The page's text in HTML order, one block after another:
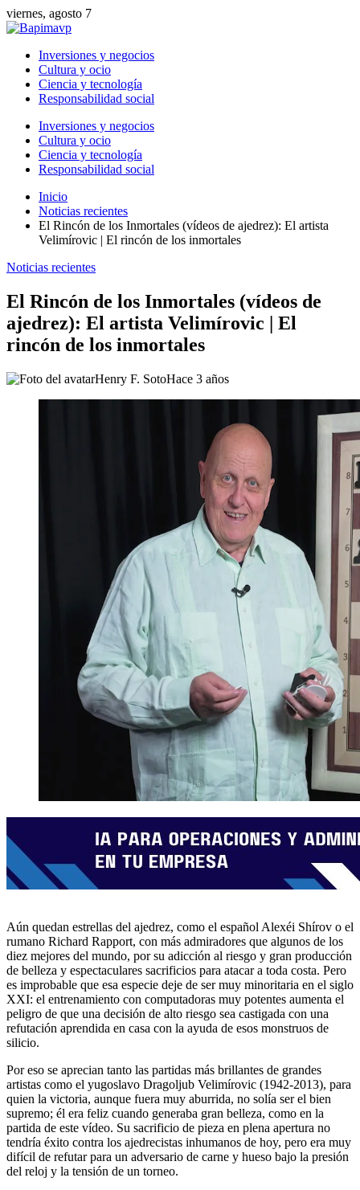
viernes, agosto 7
Inversiones y negocios
Cultura y ocio
Ciencia y tecnología
Responsabilidad social
Inversiones y negocios
Cultura y ocio
Ciencia y tecnología
Responsabilidad social
Inicio
Noticias recientes
El Rincón de los Inmortales (vídeos de ajedrez): El artista
Velimírovic | El rincón de los inmortales
Noticias recientes
El Rincón de los Inmortales (vídeos de
ajedrez): El artista Velimírovic | El
rincón de los inmortales
Henry F. SotoHace 3 años
Aún quedan estrellas del ajedrez, como el español Alexéi Shírov o el
rumano Richard Rapport, con más admiradores que algunos de los
diez mejores del mundo, por su adicción al riesgo y gran producción
de belleza y espectaculares sacrificios para atacar a toda costa. Pero
es improbable que esa especie deje de ser muy minoritaria en el siglo
XXI: el entrenamiento con computadoras muy potentes aumenta el
peligro de que una decisión de alto riesgo sea castigada con una
refutación aprendida en casa con la ayuda de esos monstruos de
silicio.
Por eso se aprecian tanto las partidas más brillantes de grandes
artistas como el yugoslavo Dragoljub Velimírovic (1942-2013), para
quien la victoria, aunque fuera muy aburrida, no solía ser el bien
supremo; él era feliz cuando generaba gran belleza, como en la
partida de este vídeo. Su sacrificio de pieza en plena apertura no
tendría éxito contra los ajedrecistas inhumanos de hoy, pero era muy
difícil de refutar para un adversario de carne y hueso bajo la presión
del reloj y la tensión de un torneo.